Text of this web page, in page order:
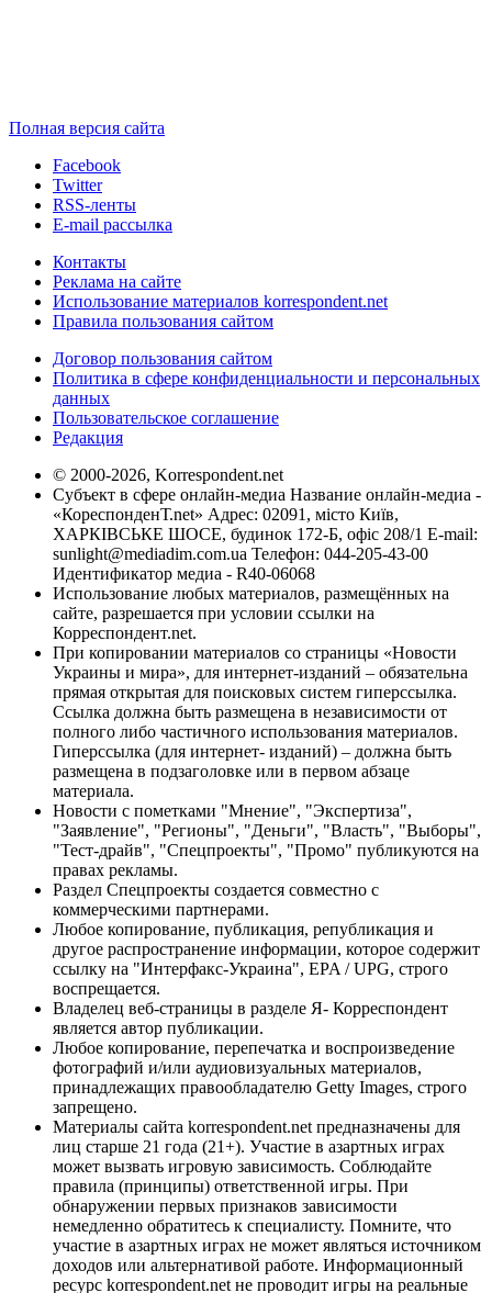
Полная версия сайта
Facebook
Twitter
RSS-ленты
E-mail рассылка
Контакты
Реклама на сайте
Использование материалов korrespondent.net
Правила пользования сайтом
Договор пользования сайтом
Политика в сфере конфиденциальности и персональных
данных
Пользовательское соглашение
Редакция
© 2000-2026, Korrespondent.net
Субъект в сфере онлайн-медиа Название онлайн-медиа -
«КореспонденТ.net» Адрес: 02091, місто Київ,
ХАРКІВСЬКЕ ШОСЕ, будинок 172-Б, офіс 208/1 E-mail:
sunlight@mediadim.com.ua Телефон: 044-205-43-00
Идентификатор медиа - R40-06068
Использование любых материалов, размещённых на
сайте, разрешается при условии ссылки на
Корреспондент.net.
При копировании материалов со страницы «Новости
Украины и мира», для интернет-изданий – обязательна
прямая открытая для поисковых систем гиперссылка.
Ссылка должна быть размещена в независимости от
полного либо частичного использования материалов.
Гиперссылка (для интернет- изданий) – должна быть
размещена в подзаголовке или в первом абзаце
материала.
Новости с пометками "Мнение", "Экспертиза",
"Заявление", "Регионы", "Деньги", "Власть", "Выборы",
"Тест-драйв", "Спецпроекты", "Промо" публикуются на
правах рекламы.
Раздел Спецпроекты создается совместно с
коммерческими партнерами.
Любое копирование, публикация, републикация и
другое распространение информации, которое содержит
ссылку на "Интерфакс-Украина", EPA / UPG, строго
воспрещается.
Владелец веб-страницы в разделе Я- Корреспондент
является автор публикации.
Любое копирование, перепечатка и воспроизведение
фотографий и/или аудиовизуальных материалов,
принадлежащих правообладателю Getty Images, строго
запрещено.
Материалы сайта korrespondent.net предназначены для
лиц старше 21 года (21+). Участие в азартных играх
может вызвать игровую зависимость. Соблюдайте
правила (принципы) ответственной игры. При
обнаружении первых признаков зависимости
немедленно обратитесь к специалисту. Помните, что
участие в азартных играх не может являться источником
доходов или альтернативой работе. Информационный
ресурс korrespondent.net не проводит игры на реальные